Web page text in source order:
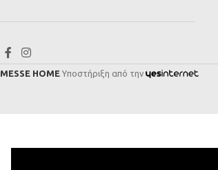
MESSE HOME Υποστήριξη από την